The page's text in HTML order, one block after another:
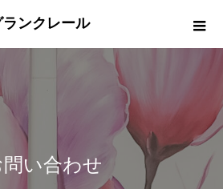
ランクレール
問い合わせ